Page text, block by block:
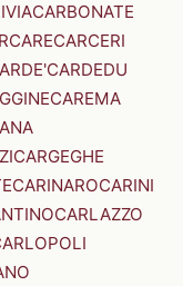
CARBONATE
CARCERI
CARDEDU
CAREMA
CARGEGHE
CARINAROCARINI
CARLAZZO